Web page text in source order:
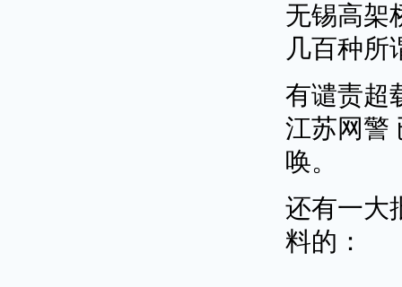
无锡高架
几百种所
有谴责超
江苏网警
唤。
还有一大
料的：